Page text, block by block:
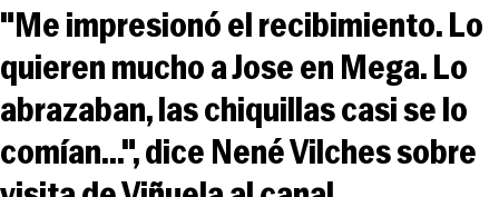
"Me impresionó el recibimiento. Lo
quieren mucho a Jose en Mega. Lo
abrazaban, las chiquillas casi se lo
comían...", dice Nené Vilches sobre